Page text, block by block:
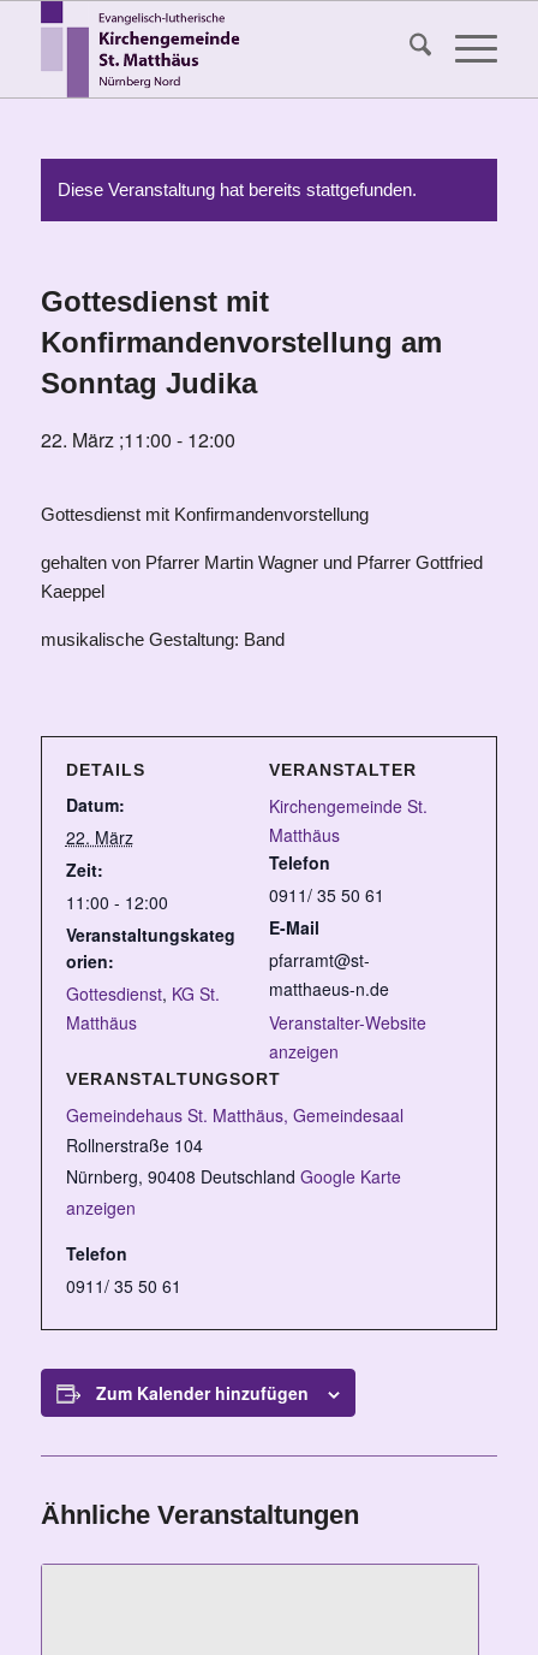
Diese Veranstaltung hat bereits stattgefunden.
Gottesdienst mit
Konfirmandenvorstellung am
Sonntag Judika
22. März ;11:00 - 12:00
Gottesdienst mit Konfirmandenvorstellung
gehalten von Pfarrer Martin Wagner und Pfarrer Gottfried
Kaeppel
musikalische Gestaltung: Band
DETAILS
Datum:
22. März
Zeit:
11:00 - 12:00
Veranstaltungskateg
orien:
Gottesdienst, KG St.
Matthäus
VERANSTALTUNGSORT
Gemeindehaus St. Matthäus, Gemeindesaal
Rollnerstraße 104
Nürnberg, 90408 Deutschland Google Karte
anzeigen
Telefon
0911/ 35 50 61
VERANSTALTER
Kirchengemeinde St.
Matthäus
Telefon
0911/ 35 50 61
E-Mail
pfarramt@st-
matthaeus-n.de
Veranstalter-Website
anzeigen
Zum Kalender hinzufügen
Ähnliche Veranstaltungen